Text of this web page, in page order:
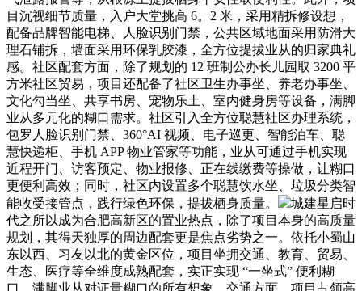
目沉视细节质量，入户大堂挑高 6。2 米，采用精拆修设想，
配备品牌智能电梯、人脸识别门禁，公共区域地面采用防滑大
理石铺拆，墙面采用环保乳胶漆，全方位提拔业从的归家典礼
感。社区配套方面，除了规划的 12 班制公办长儿园取 3200 平
方米社区贸易，项目还配备了社区卫生办事坐、养老办事坐、
文化勾当坐、共享书房、宠物乐土、室内健身房等设备，满脚
业从多元化的糊口需求。社区引入全方位聪慧社区办理系统，
包罗人脸识别门禁、360°AI 视频、电子巡更、智能泊车、聪
慧快递柜、手机 APP 物业管家等功能，业从可通过手机实现
近程开门、访客预定、物业报修、正在线缴费等操做，让糊口
更便利高效；同时，社区内设置多个聪慧饮水坐、垃圾分类智
能收受接管点，践行绿色环保，提拔栖身质量。
城建星启时
代之所以成为合肥高新区的置业热点，除了项目本身的高质量
规划，其得天独厚的周边配套更是焦点劣势之一。依托小蜀山
东以西、习友以北的黄金区位，项目坐拥交通、教育、贸易、
生态、医疗等全维度成熟配套，实正实现 “一坐式” 便利糊
口，满脚业从对证量糊口的所有想象。交通方面，项目占领高